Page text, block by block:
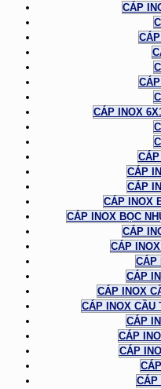
CÁP
CÁP INOX
CÁP
CÁP
CÁP INOX
CÁP INOX BỌC
CÁP
CÁP
CÁP
CÁP
CÁP INOX
CÁP INOX CẦU
CÁP
CÁP
CÁP
CÁP